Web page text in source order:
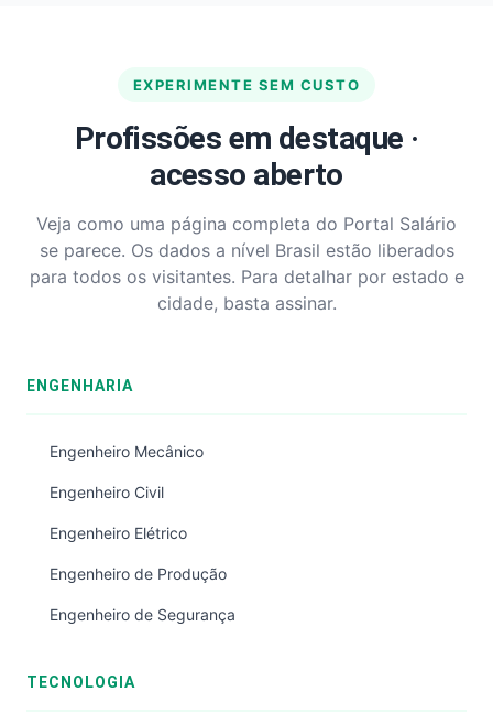
EXPERIMENTE SEM CUSTO
Profissões em destaque ·
acesso aberto
Veja como uma página completa do Portal Salário
se parece. Os dados a nível Brasil estão liberados
para todos os visitantes. Para detalhar por estado e
cidade, basta assinar.
ENGENHARIA
Engenheiro Mecânico
Engenheiro Civil
Engenheiro Elétrico
Engenheiro de Produção
Engenheiro de Segurança
TECNOLOGIA